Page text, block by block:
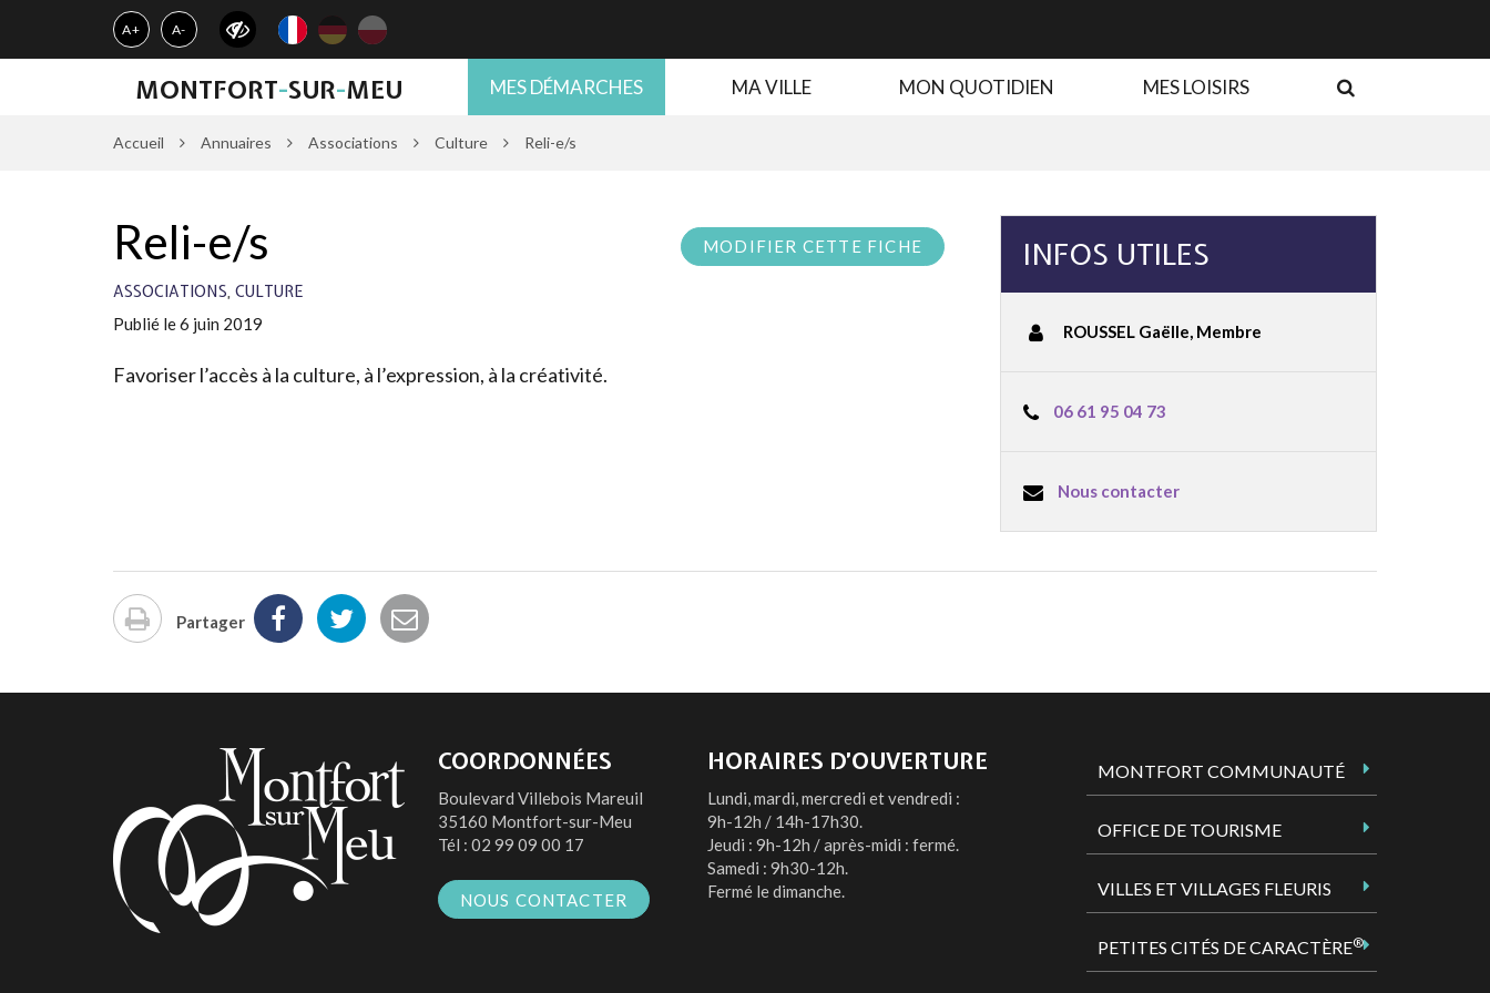
Gestion des traceurs
A+ A-
MONTFORT-SUR-MEU MES DÉMARCHES MA VILLE MON QUOTIDIEN MES LOISIRS
Accueil Annuaires Associations Culture Reli-e/s
MODIFIER CETTE FICHE
Reli-e/s
ASSOCIATIONS, CULTURE
Publié le 6 juin 2019
Favoriser l’accès à la culture, à l’expression, à la créativité.
INFOS UTILES
ROUSSEL Gaëlle, Membre
06 61 95 04 73
Nous contacter
Imprimer
Partager
COORDONNÉES
Boulevard Villebois Mareuil
35160 Montfort-sur-Meu
Tél : 02 99 09 00 17
NOUS CONTACTER
HORAIRES D’OUVERTURE
Lundi, mardi, mercredi et vendredi :
9h-12h / 14h-17h30.
Jeudi : 9h-12h / après-midi : fermé.
Samedi : 9h30-12h.
Fermé le dimanche.
MONTFORT COMMUNAUTÉ
OFFICE DE TOURISME
VILLES ET VILLAGES FLEURIS
PETITES CITÉS DE CARACTÈRE®